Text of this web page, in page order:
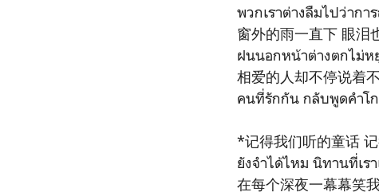
พวกเราต่างลืมไปว่ากา
窗外的雨一直下 眼泪
ฝนนอกหน้าต่างตกไม่
相爱的人却不停说着
คนที่รักกัน กลับพูดคำโก
*记得我们听的童话
ยังจำได้ไหม นิทานที่เร
在每个深夜一幕幕笑